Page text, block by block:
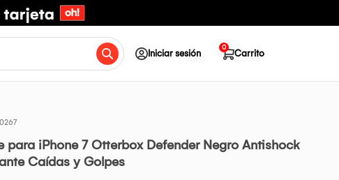
Iniciar sesión Carrito
0
para iPhone 7 Otterbox Defender Negro Antishock
Caídas y Golpes